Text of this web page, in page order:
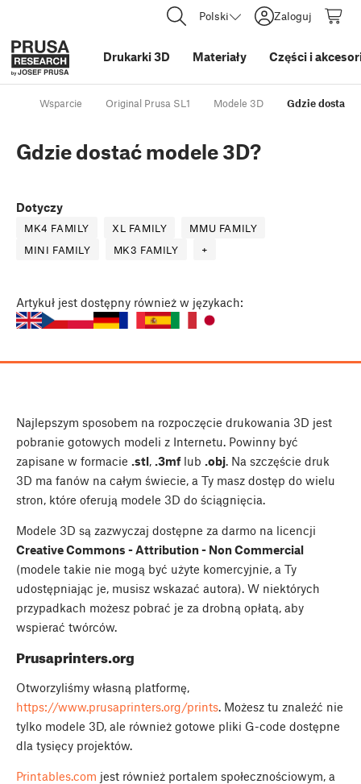
Polski Zaloguj
Drukarki 3D Materiały Części i
Wsparcie Original Prusa SL1 Modele 3D Gdzie dostać
Gdzie dostać modele 3D?
Dotyczy
MK4 FAMILY XL FAMILY
MMU FAMILY
MINI FAMILY
MK3 FAMILY +
Artykuł jest dostępny również w językach:
Najlepszym sposobem na rozpoczęcie drukowania 3D jest
pobranie gotowych modeli z Internetu. Powinny być
zapisane w formacie .stl, .3mflub .obj. Na szczęście druk
3D ma fanów na całym świecie, a Ty masz dostęp do wielu
stron, które oferują modele 3D do ściągnięcia.
Modele 3D są zazwyczaj dostępne za darmo na licencji
Creative Commons - Attribution - Non Commercial
(modele takie nie mogą być użyte komercyjnie, a Ty
udostępniając je, musisz wskazać autora). W niektórych
przypadkach możesz pobrać je za drobną opłatą, aby
wspierać twórców.
Prusaprinters.org
Otworzyliśmy własną platformę,
https://www.prusaprinters.org/prints. Możesz tu znaleźć nie
tylko modele 3D, ale również gotowe pliki G-code dostępne
dla tysięcy projektów.
Printables.com jest również portalem społecznościowym, a